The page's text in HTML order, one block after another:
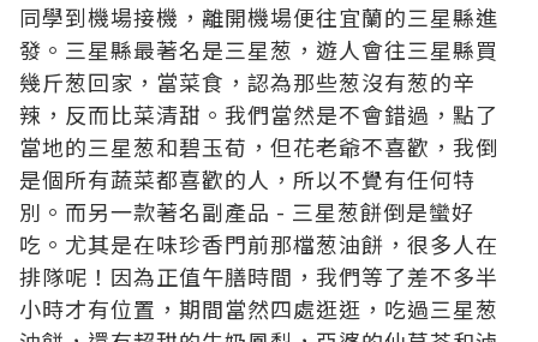
同學到機場接機，離開機場便往宜蘭的三星縣進
發。三星縣最著名是三星葱，遊人會往三星縣買
幾斤葱回家，當菜食，認為那些葱沒有葱的辛
辣，反而比菜清甜。我們當然是不會錯過，點了
當地的三星葱和碧玉荀，但花老爺不喜歡，我倒
是個所有蔬菜都喜歡的人，所以不覺有任何特
別。而另一款著名副產品 - 三星葱餅倒是蠻好
吃。尤其是在味珍香門前那檔葱油餅，很多人在
排隊呢！因為正值午膳時間，我們等了差不多半
小時才有位置，期間當然四處逛逛，吃過三星葱